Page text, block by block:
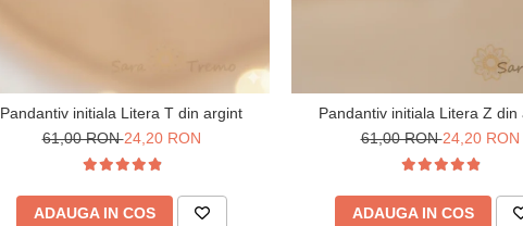
Pandantiv initiala Litera T din argint
61,00 RON24,20 RON
ADAUGA IN COS
Pandantiv initiala Litera Z din
61,00 RON24,20 RON
ADAUGA IN COS